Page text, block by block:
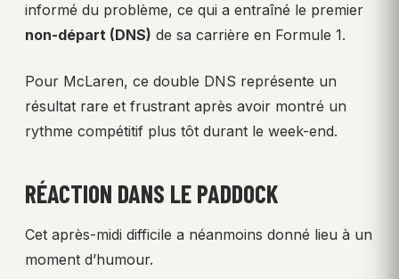
informé du problème, ce qui a entraîné le premier
non-départ (DNS) de sa carrière en Formule 1.
Pour McLaren, ce double DNS représente un
résultat rare et frustrant après avoir montré un
rythme compétitif plus tôt durant le week-end.
RÉACTION DANS LE PADDOCK
Cet après-midi difficile a néanmoins donné lieu à un
moment d’humour.